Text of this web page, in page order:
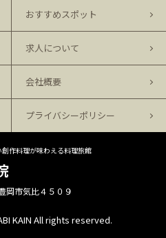
おすすめスポット
求人について
会社概要
プライバシーポリシー
作料理が味わえる料理旅館
岡市気比４５０９
KAIN All rights reserved.